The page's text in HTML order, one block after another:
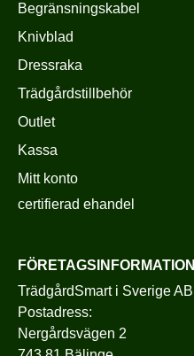
Begränsningskabel
Knivblad
Dressraka
Trädgårdstillbehör
Outlet
Kassa
Mitt konto
certifierad ehandel
FÖRETAGSINFORMATION
TrädgårdSmart i Sverige AB
Postadress:
Nergårdsvägen 2